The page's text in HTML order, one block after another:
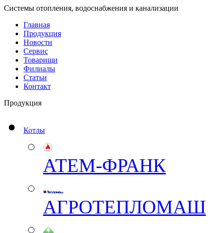
Системы отопления, водоснабжения и канализации
Главная
Продукция
Новости
Сервис
Товарищи
Филиалы
Статьи
Контакт
Продукция
Котлы
АТЕМ-ФРАНК
АГРОТЕПЛОМАШ